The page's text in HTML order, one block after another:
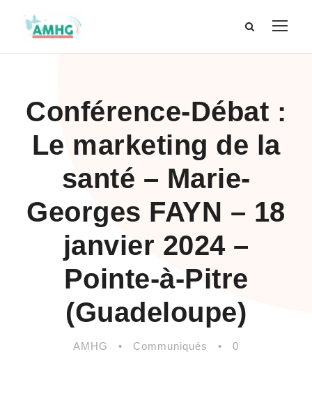
Conférence-Débat :
Le marketing de la
santé – Marie-
Georges FAYN – 18
janvier 2024 –
Pointe-à-Pitre
(Guadeloupe)
AMHG • Communiqués • 0